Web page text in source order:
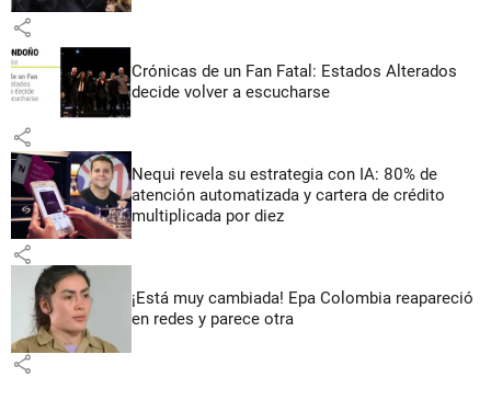
share
Crónicas de un Fan Fatal: Estados Alterados
decide volver a escucharse
share
Nequi revela su estrategia con IA: 80% de
atención automatizada y cartera de crédito
multiplicada por diez
share
¡Está muy cambiada! Epa Colombia reapareció
en redes y parece otra
share